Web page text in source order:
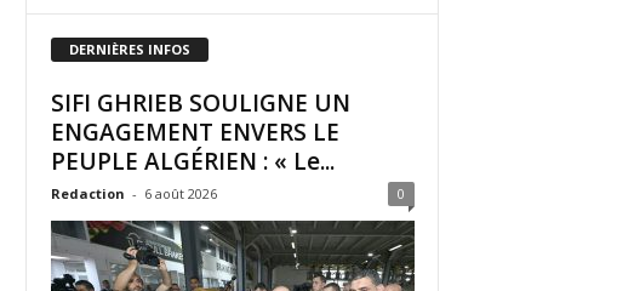
DERNIÈRES INFOS
SIFI GHRIEB SOULIGNE UN
ENGAGEMENT ENVERS LE
PEUPLE ALGÉRIEN : « Le...
Redaction - 6 août 2026 0